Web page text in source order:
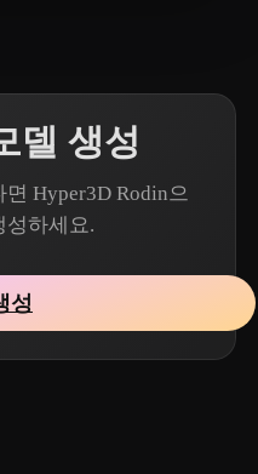
델 생성
Hyper3D Rodin으
성하세요.
성